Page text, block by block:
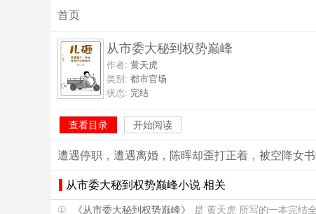
首页
从市委大秘到权势巅峰
作者: 黄天虎
类别: 都市官场
状态: 完结
查看目录 开始阅读
遭遇停职，遭遇离婚，陈晖却歪打正着，被空降女
从市委大秘到权势巅峰小说 相关
① 《从市委大秘到权势巅峰》
是 黄天虎 所写的一本完结